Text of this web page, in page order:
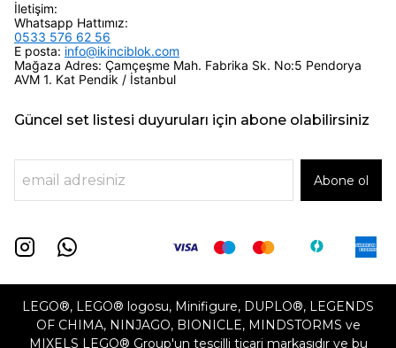
İletişim:
Whatsapp Hattımız:
0533 576 62 56
E posta: info@ikinciblok.com
Mağaza Adres: Çamçeşme Mah. Fabrika Sk. No:5 Pendorya
AVM 1. Kat Pendik / İstanbul
Güncel set listesi duyuruları için abone olabilirsiniz
Abone ol
LEGO®, LEGO® logosu, Minifigure, DUPLO®, LEGENDS
OF CHIMA, NINJAGO, BIONICLE, MINDSTORMS ve
MIXELS LEGO® Group'un tescilli ticari markasıdır ve bu